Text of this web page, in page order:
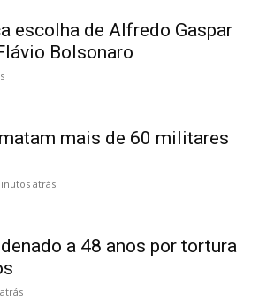
escolha de Alfredo Gaspar
Bolsonaro
mais de 60 militares
atrás
a 48 anos por tortura